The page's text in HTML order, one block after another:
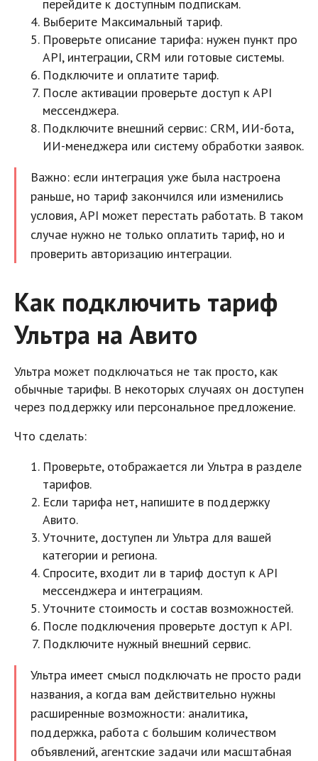
перейдите к доступным подпискам.
Выберите Максимальный тариф.
Проверьте описание тарифа: нужен пункт про
API, интеграции, CRM или готовые системы.
Подключите и оплатите тариф.
После активации проверьте доступ к API
мессенджера.
Подключите внешний сервис: CRM, ИИ-бота,
ИИ-менеджера или систему обработки заявок.
Важно: если интеграция уже была настроена
раньше, но тариф закончился или изменились
условия, API может перестать работать. В таком
случае нужно не только оплатить тариф, но и
проверить авторизацию интеграции.
Как подключить тариф
Ультра на Авито
Ультра может подключаться не так просто, как
обычные тарифы. В некоторых случаях он доступен
через поддержку или персональное предложение.
Что сделать:
Проверьте, отображается ли Ультра в разделе
тарифов.
Если тарифа нет, напишите в поддержку
Авито.
Уточните, доступен ли Ультра для вашей
категории и региона.
Спросите, входит ли в тариф доступ к API
мессенджера и интеграциям.
Уточните стоимость и состав возможностей.
После подключения проверьте доступ к API.
Подключите нужный внешний сервис.
Ультра имеет смысл подключать не просто ради
названия, а когда вам действительно нужны
расширенные возможности: аналитика,
поддержка, работа с большим количеством
объявлений, агентские задачи или масштабная